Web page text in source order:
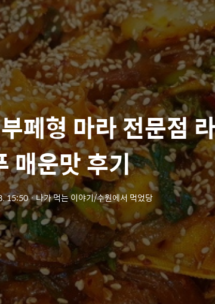
페형 마라 전문점
매운맛 후기
15:50ㆍ나가 먹는 이야기/수원에서 먹었당